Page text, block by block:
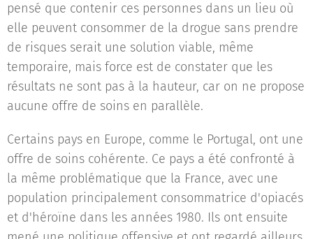
pensé que contenir ces personnes dans un lieu où
elle peuvent consommer de la drogue sans prendre
de risques serait une solution viable, même
temporaire, mais force est de constater que les
résultats ne sont pas à la hauteur, car on ne propose
aucune offre de soins en parallèle.
Certains pays en Europe, comme le Portugal, ont une
offre de soins cohérente. Ce pays a été confronté à
la même problématique que la France, avec une
population principalement consommatrice d'opiacés
et d'héroïne dans les années 1980. Ils ont ensuite